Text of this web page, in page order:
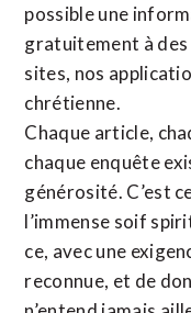
possible une
gratuitement à des
sites, nos
chrétienne.
Chaque article,
chaque enquête
générosité. C’est
l’immense soif
ce, avec une
reconnue, et de